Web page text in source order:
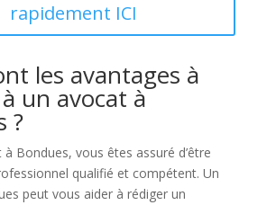
rapidement ICI
les avantages à
un avocat à
?
Bondues, vous êtes assuré d’être
qualifié et compétent. Un
peut vous aider à rédiger un